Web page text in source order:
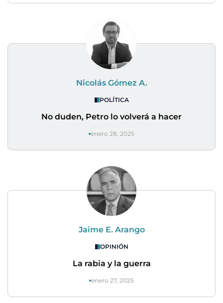
Nicolás Gómez A.
POLÍTICA
No duden, Petro lo volverá a hacer
enero 28, 2025
Jaime E. Arango
OPINIÓN
La rabia y la guerra
enero 27, 2025